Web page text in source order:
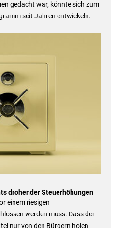
gedacht war, könnte sich zum
seit Jahren entwickeln.
drohender Steuerhöhungen
einem riesigen
werden muss. Dass der
nur von den Bürgern holen